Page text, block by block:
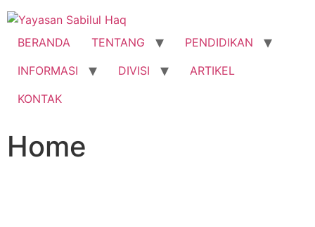
BERANDA TENTANG
PENDIDIKAN
INFORMASI
DIVISI
ARTIKEL
KONTAK
Home